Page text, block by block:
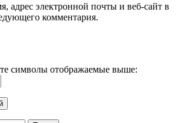
адрес электронной почты и веб-сайт в
комментария.
символы отображаемые выше: